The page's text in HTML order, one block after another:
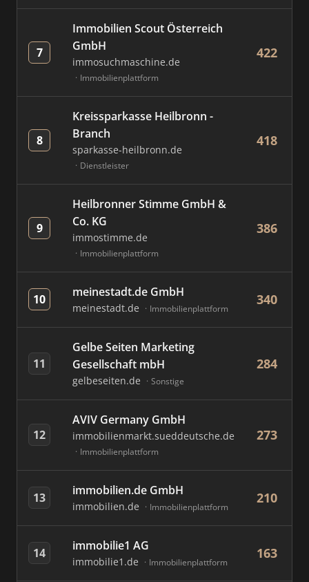
7
Immobilien Scout Österreich
GmbH
immosuchmaschine.de
Immobilienplattform
422
8
Kreissparkasse Heilbronn -
Branch
sparkasse-heilbronn.de
Dienstleister
418
9
Heilbronner Stimme GmbH &
Co. KG
immostimme.de
Immobilienplattform
386
10 meinestadt.de GmbH
meinestadt.de Immobilienplattform
340
11
Gelbe Seiten Marketing
Gesellschaft mbH
gelbeseiten.de Sonstige
284
12
AVIV Germany GmbH
immobilienmarkt.sueddeutsche.de
Immobilienplattform
273
13 immobilien.de GmbH
immobilien.de Immobilienplattform
210
14 immobilie1 AG
immobilie1.de Immobilienplattform
163